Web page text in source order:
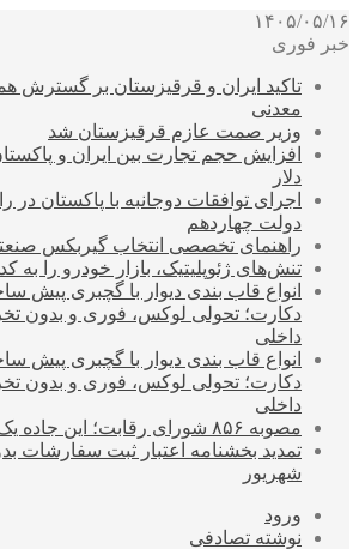
۱۴۰۵/۰۵/۱۶
خبر فوری
تاکید ایران و قرقیزستان بر گسترش
معدنی
وزیر صمت عازم قرقیزستان شد
دلار
اجرای توافقات دوجانبه با پاکستان
دولت چهاردهم
راهنمای تخصصی انتخاب گیربکس
تنش‌های ژئوپلیتیک، بازار خودرو را به
انواع قاب بندی دیوار با گچبری پیش
دکارت؛ تحولی لوکس، فوری و بدون
داخلی
انواع قاب بندی دیوار با گچبری پیش
دکارت؛ تحولی لوکس، فوری و بدون
داخلی
مصوبه ۸۵۶ شورای رقابت؛ این جاده یک‌طرفه است
شهریور
ورود
نوشته تصادفی